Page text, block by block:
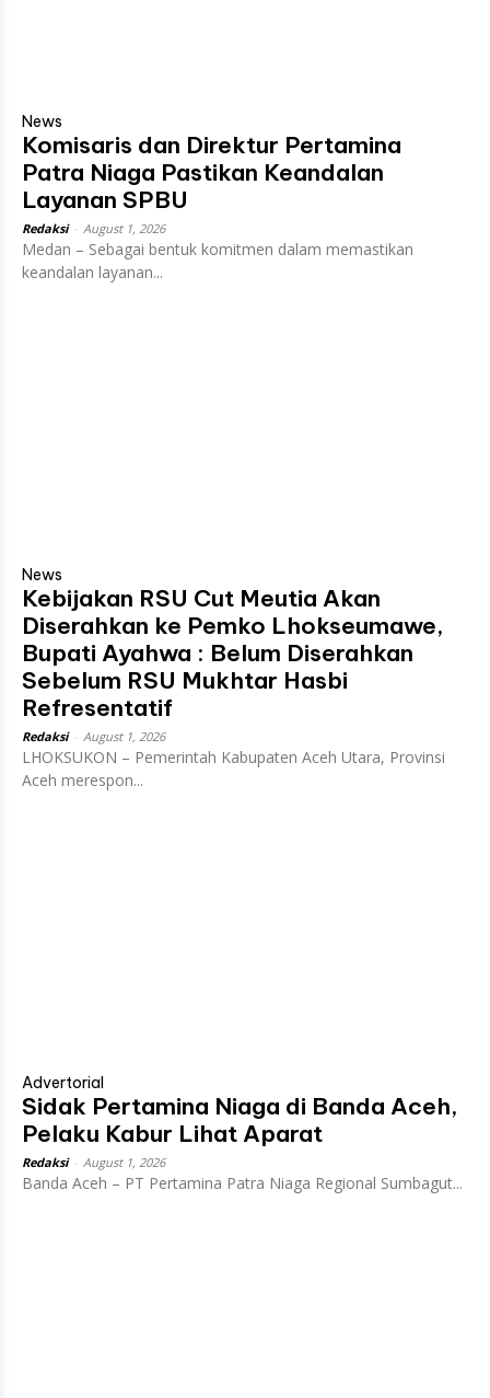
News
Komisaris dan Direktur Pertamina
Patra Niaga Pastikan Keandalan
Layanan SPBU
Redaksi August 1, 2026
Medan – Sebagai bentuk komitmen dalam memastikan
keandalan layanan...
News
Kebijakan RSU Cut Meutia Akan
Diserahkan ke Pemko Lhokseumawe,
Bupati Ayahwa : Belum Diserahkan
Sebelum RSU Mukhtar Hasbi
Refresentatif
Redaksi August 1, 2026
LHOKSUKON – Pemerintah Kabupaten Aceh Utara, Provinsi
Aceh merespon...
Advertorial
Sidak Pertamina Niaga di Banda Aceh,
Pelaku Kabur Lihat Aparat
Redaksi August 1, 2026
Banda Aceh – PT Pertamina Patra Niaga Regional Sumbagut...